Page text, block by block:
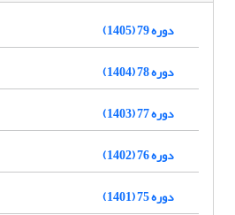
دوره 79 (1405)
دوره 78 (1404)
دوره 77 (1403)
دوره 76 (1402)
دوره 75 (1401)